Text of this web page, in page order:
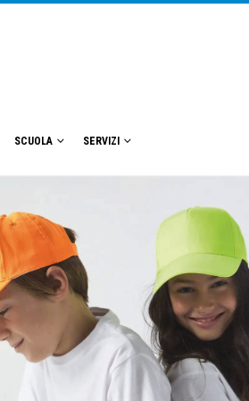
SCUOLA SERVIZI